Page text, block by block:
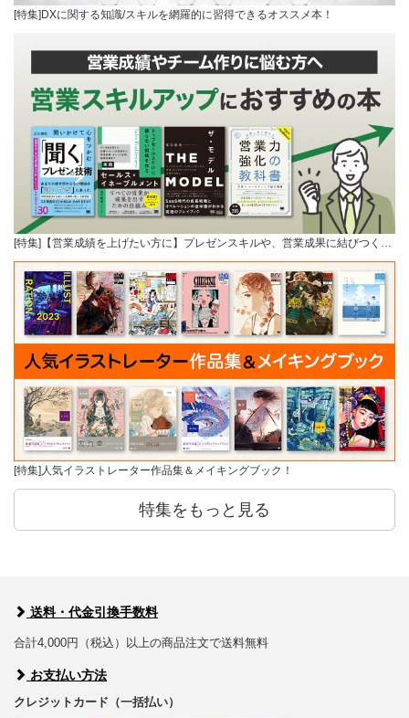
[特集]DXに関する知識/スキルを網羅的に習得できるオススメ本！
[特集]【営業成績を上げたい方に】プレゼンスキルや、営業成果に結びつく…
[特集]人気イラストレーター作品集＆メイキングブック！
特集をもっと見る
送料・代金引換手数料
合計4,000円（税込）以上の商品注文で送料無料
お支払い方法
クレジットカード（一括払い）